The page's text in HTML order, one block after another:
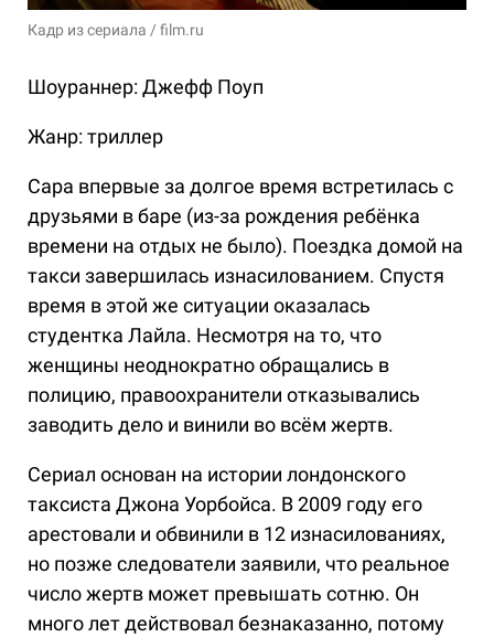
Кадр из сериала / film.ru
Шоураннер: Джефф Поуп
Жанр: триллер
Сара впервые за долгое время встретилась с
друзьями в баре (из-за рождения ребёнка
времени на отдых не было). Поездка домой на
такси завершилась изнасилованием. Спустя
время в этой же ситуации оказалась
студентка Лайла. Несмотря на то, что
женщины неоднократно обращались в
полицию, правоохранители отказывались
заводить дело и винили во всём жертв.
Сериал основан на истории лондонского
таксиста Джона Уорбойса. В 2009 году его
арестовали и обвинили в 12 изнасилованиях,
но позже следователи заявили, что реальное
число жертв может превышать сотню. Он
много лет действовал безнаказанно, потому